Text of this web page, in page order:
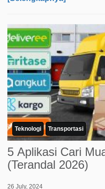
Teknologi Transportasi
5 Aplikasi Cari
(Terandal 2026)
26 July, 2024